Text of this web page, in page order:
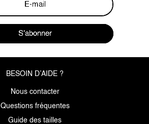
S'abonner
BESOIN D’AIDE ?
Nous contacter
Questions fréquentes
Guide des tailles